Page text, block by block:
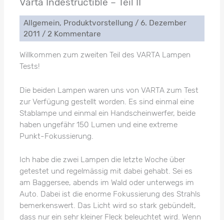
Allgemein, Produktvorstellung /6. Dezember
2011 /2 Kommentare
Willkommen zum zweiten Teil des VARTA Lampen
Tests!
Die beiden Lampen waren uns von VARTA zum Test
zur Verfügung gestellt worden. Es sind einmal eine
Stablampe und einmal ein Handscheinwerfer, beide
haben ungefähr 150 Lumen und eine extreme
Punkt-Fokussierung.
Ich habe die zwei Lampen die letzte Woche über
getestet und regelmässig mit dabei gehabt. Sei es
am Baggersee, abends im Wald oder unterwegs im
Auto. Dabei ist die enorme Fokussierung des Strahls
bemerkenswert. Das Licht wird so stark gebündelt,
dass nur ein sehr kleiner Fleck beleuchtet wird. Wenn